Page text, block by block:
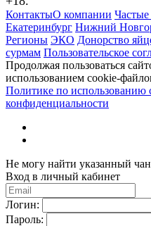
КонтактыО компании
Екатеринбург Нижний
Регионы ЭКО Донорство
сурмам Пользовательское
Продолжая пользоваться
использованием cookie-
Политике по использованию
конфиденциальности
Не могу найти указанный
Вход в личный кабинет
Логин:
Пароль: